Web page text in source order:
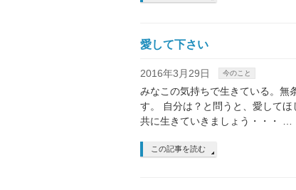
愛して下さい
2016年3月29日 今のこと
みなこの気持ちで生きている。無
す。 自分は？と問うと、愛して
共に生きていきましょう・・・ …
この記事を読む